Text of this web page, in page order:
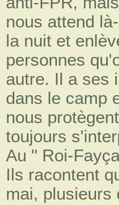
nous attend
la nuit et
personnes
autre. Il a ses
dans le camp
nous
toujours
Au " Roi-
Ils racontent
mai, plusieurs